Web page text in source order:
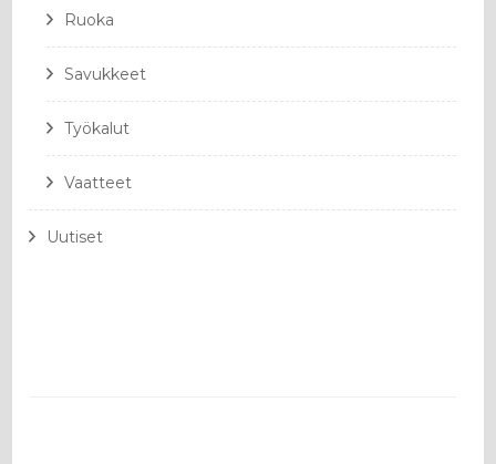
Ruoka
Savukkeet
Työkalut
Vaatteet
Uutiset